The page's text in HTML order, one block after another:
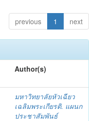
previous 1 next
Author(s)
มหาวิทยาลัยหัวเฉียว
เฉลิมพระเกียรติ. แผนก
ประชาสัมพันธ์